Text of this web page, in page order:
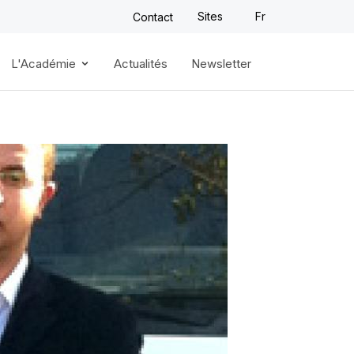
Contact Sites Fr
L'Académie Actualités Newsletter